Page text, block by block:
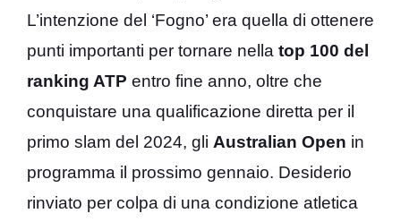
L’intenzione del ‘Fogno’ era quella di ottenere
punti importanti per tornare nella top 100 del
ranking ATP entro fine anno, oltre che
conquistare una qualificazione diretta per il
primo slam del 2024, gli Australian Open in
programma il prossimo gennaio. Desiderio
rinviato per colpa di una condizione atletica